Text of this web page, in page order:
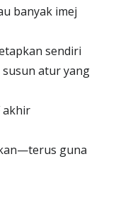
banyak imej
sendiri
atur yang
akhir
guna